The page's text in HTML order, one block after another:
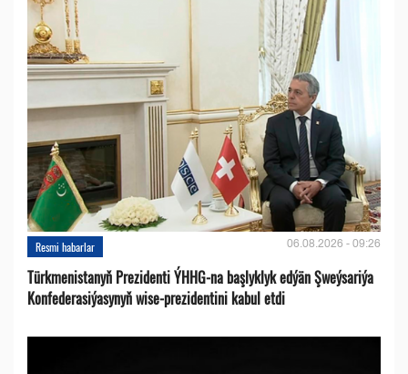
Resmi habarlar 06.08.2026 - 09:26
Türkmenistanyň Prezidenti ÝHHG-na başlyklyk edýän Şweýsariýa
Konfederasiýasynyň wise-prezidentini kabul etdi